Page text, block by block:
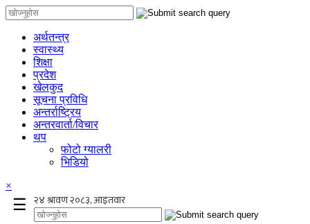
अर्थतन्त्र
स्वास्थ्य
शिक्षा
प्रदेश
खेलकुद
सूचना प्रविधि
अन्तर्राष्ट्रिय
अन्तरवार्ता/विचार
थप
फोटो ग्यालरी
भिडियो
×
☰